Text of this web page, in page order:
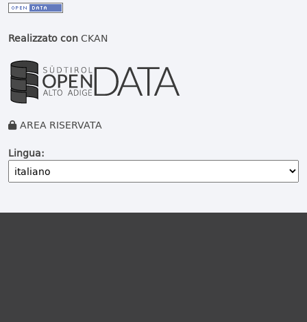
Realizzato conCKAN
AREA RISERVATA
Lingua